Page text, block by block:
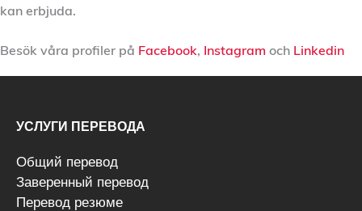
kan erbjuda.
Besök våra profiler på Facebook, Instagram och Linkedin
УСЛУГИ ПЕРЕВОДА
Общий перевод
Заверенный перевод
Перевод резюме